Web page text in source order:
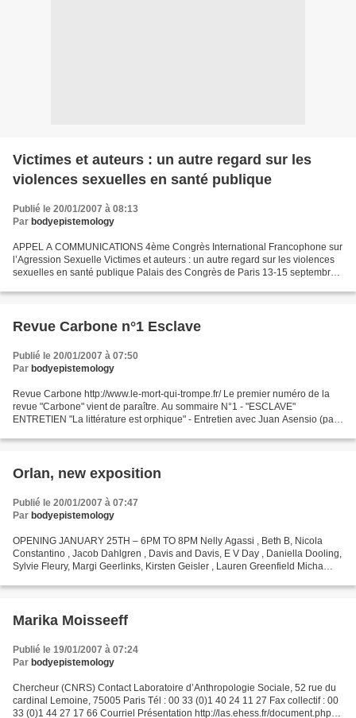
Victimes et auteurs : un autre regard sur les
violences sexuelles en santé publique
Publié le 20/01/2007 à 08:13
Par bodyepistemology
APPEL A COMMUNICATIONS 4ème Congrès International Francophone sur
l’Agression Sexuelle Victimes et auteurs : un autre regard sur les violences
sexuelles en santé publique Palais des Congrès de Paris 13-15 septembre
Revue Carbone n°1 Esclave
Publié le 20/01/2007 à 07:50
Par bodyepistemology
Revue Carbone http://www.le-mort-qui-trompe.fr/ Le premier numéro de la
revue "Carbone" vient de paraître. Au sommaire N°1 - "ESCLAVE"
ENTRETIEN "La littérature est orphique" - Entretien avec Juan Asensio (par
Orlan, new exposition
Publié le 20/01/2007 à 07:47
Par bodyepistemology
OPENING JANUARY 25TH – 6PM TO 8PM Nelly Agassi , Beth B, Nicola
Constantino , Jacob Dahlgren , Davis and Davis, E V Day , Daniella Dooling,
Sylvie Fleury, Margi Geerlinks, Kirsten Geisler , Lauren Greenfield Micha
Marika Moisseeff
Publié le 19/01/2007 à 07:24
Par bodyepistemology
Chercheur (CNRS) Contact Laboratoire d’Anthropologie Sociale, 52 rue du
cardinal Lemoine, 75005 Paris Tél : 00 33 (0)1 40 24 11 27 Fax collectif : 00
33 (0)1 44 27 17 66 Courriel Présentation http://las.ehess.fr/document.php?